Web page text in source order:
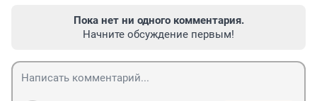
Пока нет ни одного комментария.
Начните обсуждение первым!